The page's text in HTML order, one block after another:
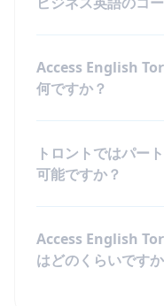
Access English
何ですか？
トロントではパー
可能ですか？
Access English
はどのくらいです